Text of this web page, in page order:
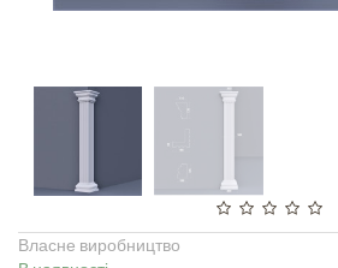
Власне виробництво